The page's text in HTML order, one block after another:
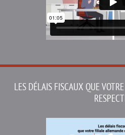
LES DÉLAIS FISCAUX QUE VOTRE